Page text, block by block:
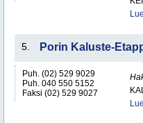
5. Porin Kaluste-
Puh. (02) 529 9029
Puh. 040 550 5152
Faksi (02) 529 9027